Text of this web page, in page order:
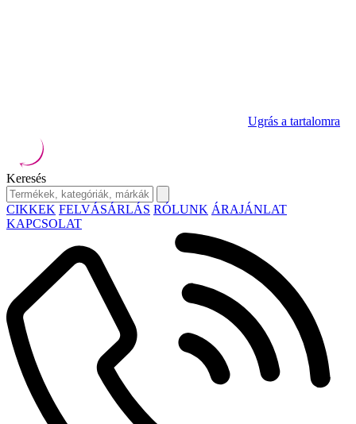
Ugrás a tartalomra
Keresés
CIKKEK FELVÁSÁRLÁS RÓLUNK ÁRAJÁNLAT
KAPCSOLAT